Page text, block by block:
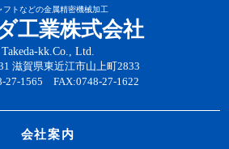
フトなどの金属精密機械加工
工業株式会社
Takeda-kk.Co., Ltd.
滋賀県東近江市山上町2833
27-1565 FAX:0748-27-1622
会社案内